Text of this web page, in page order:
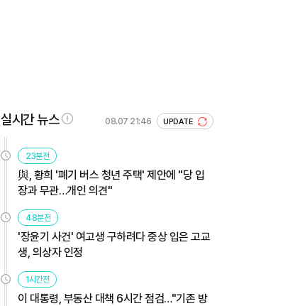
실시간 뉴스 08.07 21:46 UPDATE
23분전
與, 황희 '폐기 버스 청년 주택' 제안에 "당 입
장과 무관…개인 의견"
48분전
'장윤기 사건' 여고생 구하려다 중상 입은 고교
생, 의상자 인정
1시간전
이 대통령, 부동산 대책 6시간 점검…"기존 방